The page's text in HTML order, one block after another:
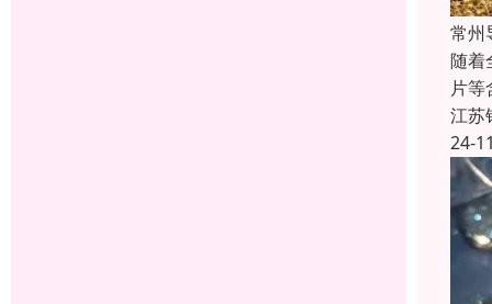
常州
随着
片
江苏
24-